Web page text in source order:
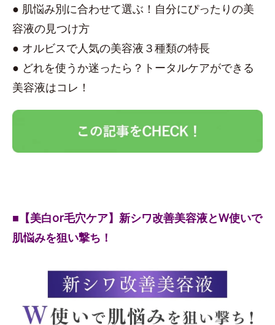
● 肌悩み別に合わせて選ぶ！自分にぴったりの美
容液の見つけ方
● オルビスで人気の美容液３種類の特長
● どれを使うか迷ったら？トータルケアができる
美容液はコレ！
■【美白or毛穴ケア】新シワ改善美容液とW使いで
肌悩みを狙い撃ち！